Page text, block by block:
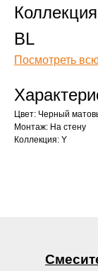
BL
Посмотреть
Цвет: Черный
Монтаж: На стену
Коллекция: Y